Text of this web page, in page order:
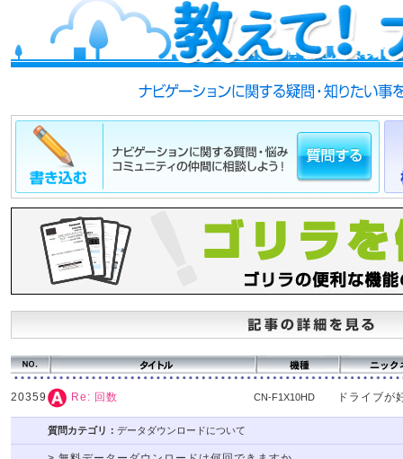
20359 Re: 回数 CN-F1X10HD ドライブが
質問カテゴリ： データダウンロードについて